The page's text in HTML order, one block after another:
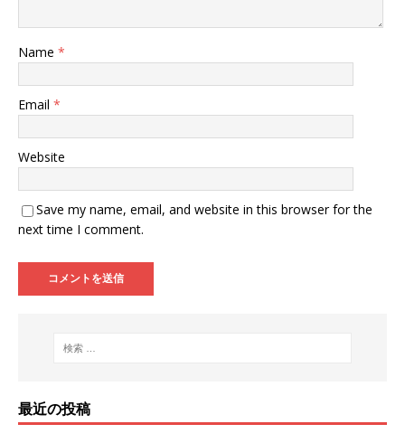
Name *
Email *
Website
Save my name, email, and website in this browser for the
next time I comment.
最近の投稿